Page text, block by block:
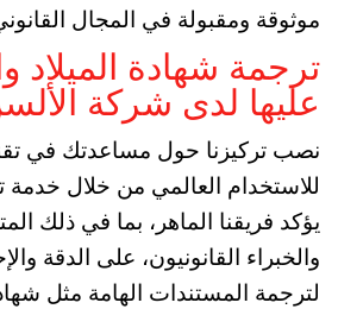
موثوقة ومقبولة في المجال
ترجمة شهادة الميلاد
عليها لدى شركة
نصب تركيزنا حول مساعدتك في
للاستخدام العالمي من خلال خدمة
يؤكد فريقنا الماهر، بما في ذلك
والخبراء القانونيون، على الدقة
لترجمة المستندات الهامة مثل